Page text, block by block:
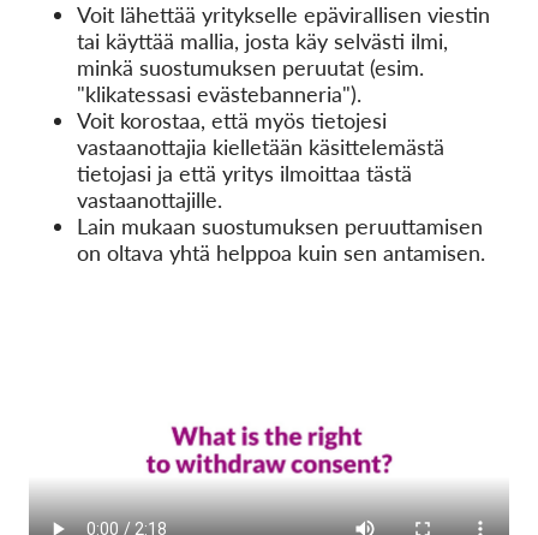
Voit lähettää yritykselle epävirallisen viestin
tai käyttää mallia, josta käy selvästi ilmi,
minkä suostumuksen peruutat (esim.
"klikatessasi evästebanneria").
Voit korostaa, että myös tietojesi
vastaanottajia kielletään käsittelemästä
tietojasi ja että yritys ilmoittaa tästä
vastaanottajille.
Lain mukaan suostumuksen peruuttamisen
on oltava yhtä helppoa kuin sen antamisen.